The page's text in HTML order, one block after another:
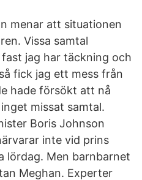
menar att situationen
Vissa samtal
jag har täckning och
fick jag ett mess från
hade försökt att nå
missat samtal.
Boris Johnson
inte vid prins
lördag. Men barnbarnet
Meghan. Experter